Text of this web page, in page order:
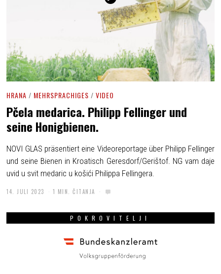
HRANA / MEHRSPRACHIGES / VIDEO
Pčela medarica. Philipp Fellinger und
seine Honigbienen.
NOVI GLAS präsentiert eine Videoreportage über Philipp Fellinger
und seine Bienen in Kroatisch Geresdorf/Gerištof. NG vam daje
uvid u svit medaric u košići Philippa Fellingera.
14. JULI 2023 1 MIN. ČITANJA
POKROVITELJI